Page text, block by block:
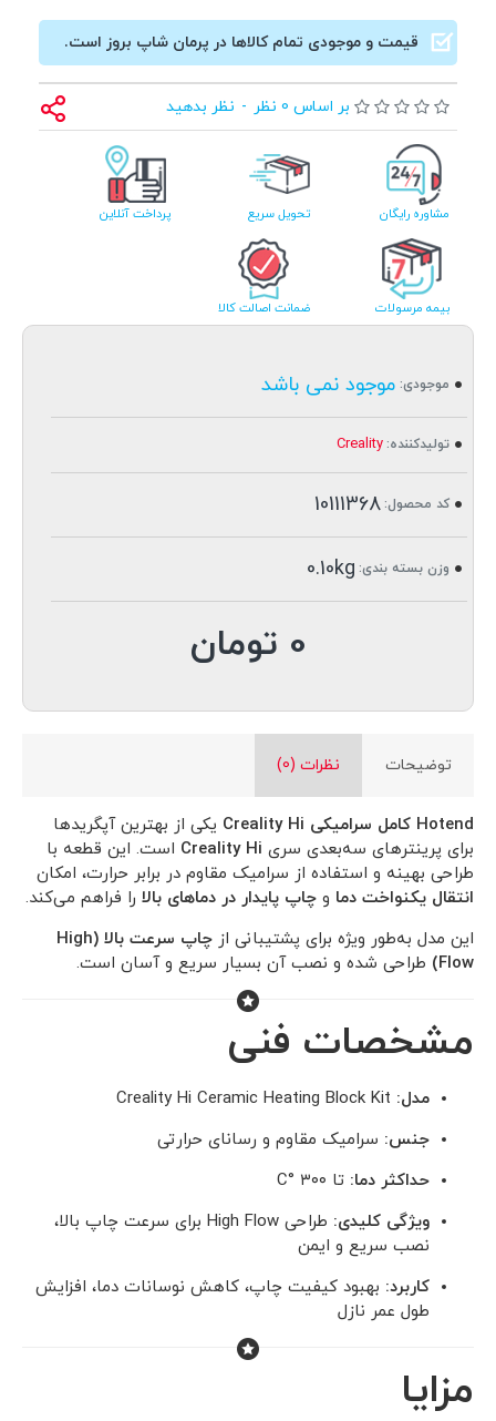
قیمت و موجودی تمام کالاها در پرمان شاپ بروز است.
بر اساس 0 نظر - نظر بدهید
مشاوره رایگان تحویل سریع پرداخت آنلاین
بیمه مرسولات ضمانت اصالت کالا
0 تومان
موجودی: موجود نمی باشد
تولیدکننده: Creality
کد محصول: 10111368
وزن بسته بندی: 0.10kg
توضیحات نظرات (0)
Hotend کامل سرامیکی Creality Hi
یکی از بهترین آپگریدها
برای پرینترهای سه‌بعدی سری Creality Hi است. این قطعه با
طراحی بهینه و استفاده از سرامیک مقاوم در برابر حرارت، امکان
انتقال یکنواخت دما و چاپ پایدار در دماهای بالا را فراهم می‌کند.
این مدل به‌طور ویژه برای پشتیبانی از
چاپ سرعت بالا (High
Flow)
طراحی شده و نصب آن بسیار سریع و آسان است.
مشخصات فنی
مدل:
جنس: سرامیک مقاوم و رسانای حرارتی
حداکثر دما: تا ۳۰۰ °C
ویژگی کلیدی:
طراحی High Flow برای سرعت چاپ بالا،
نصب سریع و ایمن
کاربرد: بهبود کیفیت چاپ، کاهش نوسانات دما، افزایش
طول عمر نازل
مزایا